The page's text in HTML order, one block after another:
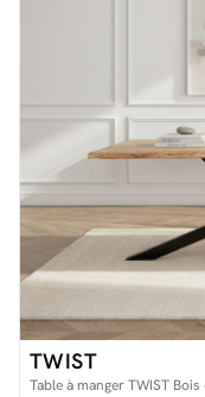
TWIST
Table à manger TWIST